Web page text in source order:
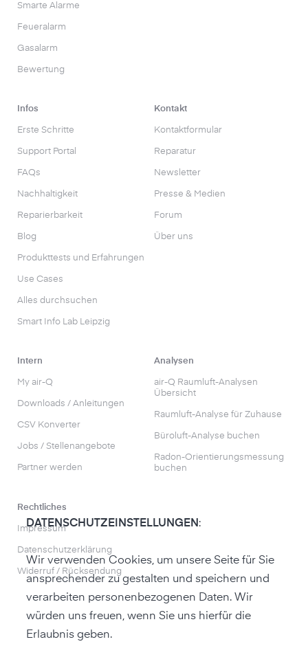
Smarte Alarme
Feueralarm
Gasalarm
Bewertung
Infos
Erste Schritte
Support Portal
FAQs
Nachhaltigkeit
Reparierbarkeit
Blog
Produkttests und Erfahrungen
Use Cases
Alles durchsuchen
Smart Info Lab Leipzig
Kontakt
Kontaktformular
Reparatur
Newsletter
Presse & Medien
Forum
Über uns
Intern
My air-Q
Downloads / Anleitungen
CSV Konverter
Jobs / Stellenangebote
Partner werden
Analysen
air-Q Raumluft-Analysen
Übersicht
Raumluft-Analyse für Zuhause
Büroluft-Analyse buchen
Radon-Orientierungs­messung
buchen
Rechtliches
Impressum
Datenschutzerklärung
Widerruf / Rücksendung
DATENSCHUTZEINSTELLUNGEN :
Wir verwenden Cookies, um unsere Seite für Sie
ansprechender zu gestalten und speichern und
verarbeiten personenbezogenen Daten. Wir
würden uns freuen, wenn Sie uns hierfür die
Erlaubnis geben.